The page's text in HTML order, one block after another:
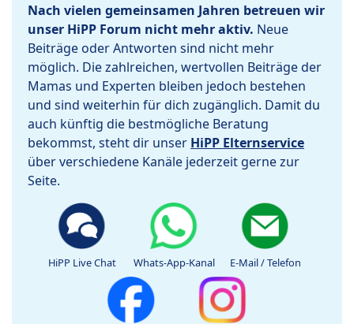
Nach vielen gemeinsamen Jahren betreuen wir
unser HiPP Forum nicht mehr aktiv. Neue
Beiträge oder Antworten sind nicht mehr
möglich. Die zahlreichen, wertvollen Beiträge der
Mamas und Experten bleiben jedoch bestehen
und sind weiterhin für dich zugänglich. Damit du
auch künftig die bestmögliche Beratung
bekommst, steht dir unser HiPP Elternservice
über verschiedene Kanäle jederzeit gerne zur
Seite.
HiPP Live Chat Whats-App-Kanal E-Mail / Telefon